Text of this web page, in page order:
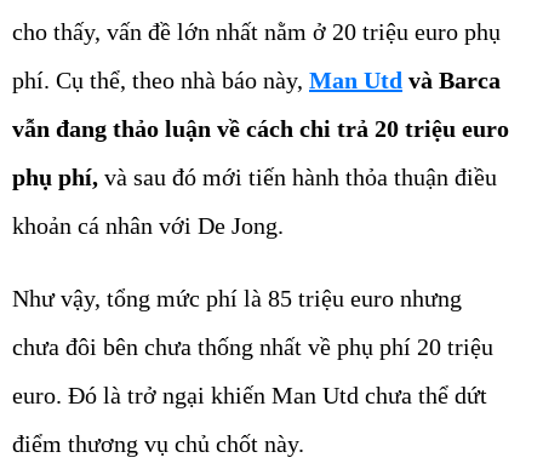
cho thấy, vấn đề lớn nhất nằm ở 20 triệu euro phụ
phí. Cụ thể, theo nhà báo này, Man Utd và Barca
vẫn đang thảo luận về cách chi trả 20 triệu euro
phụ phí, và sau đó mới tiến hành thỏa thuận điều
khoản cá nhân với De Jong.
Như vậy, tổng mức phí là 85 triệu euro nhưng
chưa đôi bên chưa thống nhất về phụ phí 20 triệu
euro. Đó là trở ngại khiến Man Utd chưa thể dứt
điểm thương vụ chủ chốt này.